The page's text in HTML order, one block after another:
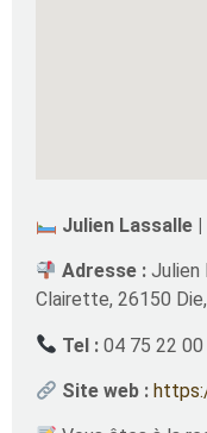
Julien Lassalle
Adresse : Julien
Clairette, 26150
Tel : 04 75 22 00
Site web :